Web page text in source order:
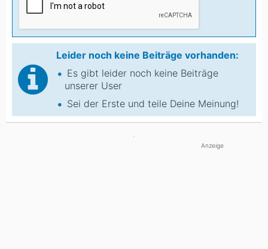
Leider noch keine Beiträge vorhanden:
Es gibt leider noch keine Beiträge
unserer User
Sei der Erste und teile Deine Meinung!
Anzeige